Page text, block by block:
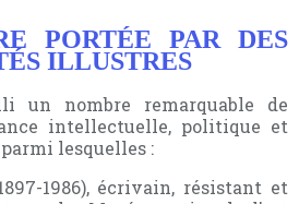
PORTÉE PAR DES
ILLUSTRES
un nombre remarquable de
intellectuelle, politique et
lesquelles :
1986), écrivain, résistant et